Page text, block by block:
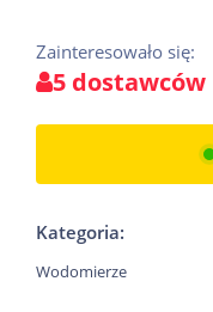
Zainteresowało się:
5 dostawców
Kategoria:
Wodomierze